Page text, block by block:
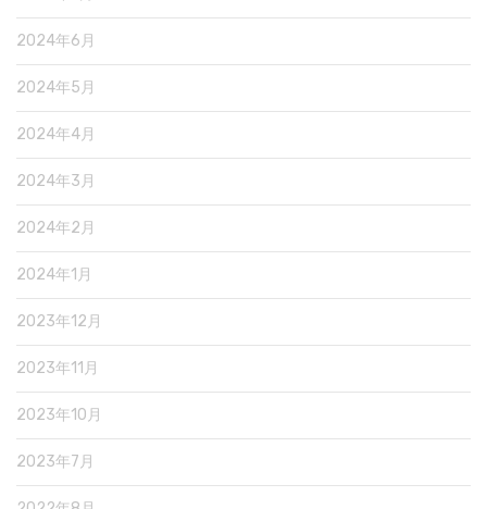
2024年6月
2024年5月
2024年4月
2024年3月
2024年2月
2024年1月
2023年12月
2023年11月
2023年10月
2023年7月